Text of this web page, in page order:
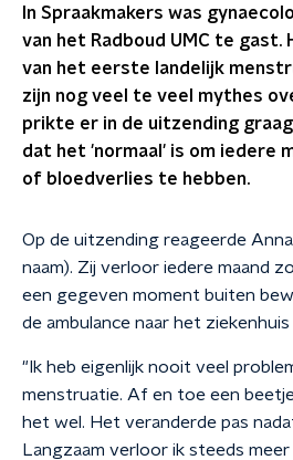
In Spraakmakers was
van het Radboud UMC te
van het eerste landelijk
zijn nog veel te veel mythes
prikte er in de uitzending
dat het 'normaal' is om iedere
of bloedverlies te hebben.
Op de uitzending reageerde
naam). Zij verloor iedere maand
een gegeven moment buiten
de ambulance naar het
"Ik heb eigenlijk nooit veel
menstruatie. Af en toe een
het wel. Het veranderde pas
Langzaam verloor ik steeds